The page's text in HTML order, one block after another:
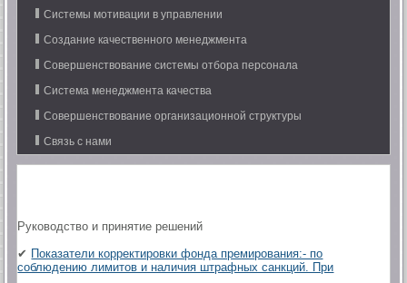
Системы мотивации в управлении
Создание качественного менеджмента
Совершенствование системы отбора персонала
Система менеджмента качества
Совершенствование организационной структуры
Связь с нами
Руководство и принятие решений
✔ Показатели корректировки фонда премирования:- по
соблюдению лимитов и наличия штрафных санкций. При